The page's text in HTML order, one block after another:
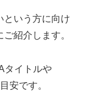
という方に向け
ご紹介します。
タイトルや
安です。